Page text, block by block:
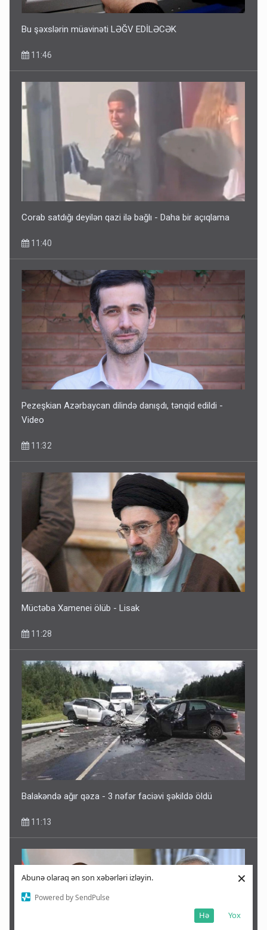
Abunə olaraq ən son xəbərləri izləyin.
Powered by SendPulse
Yox
Hə
×
Bu şəxslərin müavinəti LƏĞV EDİLƏCƏK
11:46
Corab satdığı deyilən qazi ilə bağlı - Daha bir açıqlama
11:40
Pezeşkian Azərbaycan dilində danışdı, tənqid edildi -
Video
11:32
Müctəba Xamenei ölüb - Lisak
11:28
Balakəndə ağır qəza - 3 nəfər faciəvi şəkildə öldü
11:13